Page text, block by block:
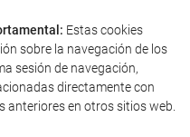
Estas cookies
sobre la navegación de los
sesión de navegación,
directamente con
anteriores en otros sitios web.